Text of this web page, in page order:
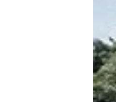
Folgen Sie
Kontakt